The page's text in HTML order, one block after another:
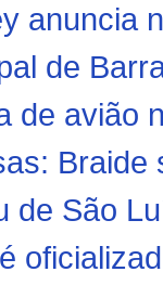
anuncia
de
de avião
de São